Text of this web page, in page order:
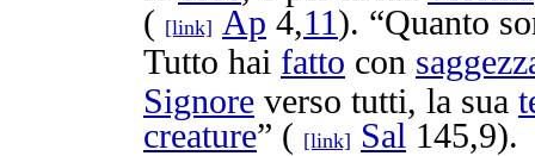
( [link] Ap 4,11). “Quanto
Tutto hai fatto con
Signore verso tutti, la sua
creature” ( [link] Sal 145,9).